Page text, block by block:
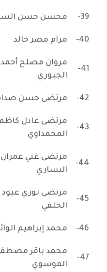
39- محسن حسن
40- مرام مضر خالد
41-
مروان مصلح أحمد
الجبوري
42- مرتضى حسن
43-
مرتضى عادل
المحمداوي
44-
مرتضى غني عمران
اليساري
45-
مرتضى نوري عبود
الحلفي
46- محمد إبراهيم
47-
محمد باقر
الموسوي